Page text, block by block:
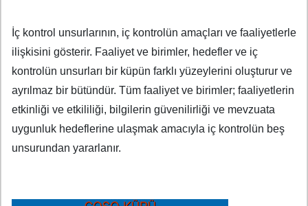
İç kontrol unsurlarının, iç kontrolün amaçları ve faaliyetlerle
ilişkisini gösterir. Faaliyet ve birimler, hedefler ve iç
kontrolün unsurları bir küpün farklı yüzeylerini oluşturur ve
ayrılmaz bir bütündür. Tüm faaliyet ve birimler; faaliyetlerin
etkinliği ve etkililiği, bilgilerin güvenilirliği ve mevzuata
uygunluk hedeflerine ulaşmak amacıyla iç kontrolün beş
unsurundan yararlanır.